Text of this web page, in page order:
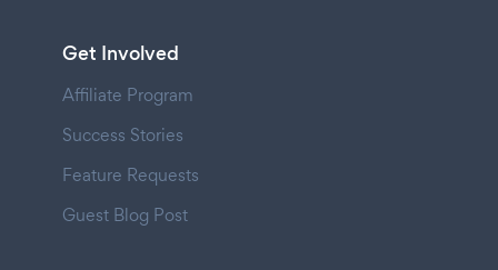
Get Involved
Affiliate Program
Success Stories
Feature Requests
Guest Blog Post